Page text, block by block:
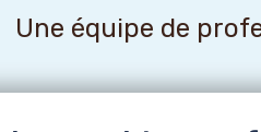
Une équipe de